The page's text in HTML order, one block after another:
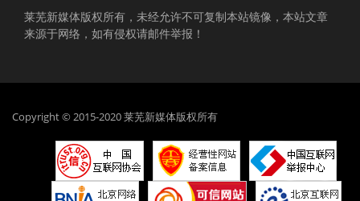
莱芜新媒体版权所有，未经允许不可复制本站镜像，本站文章
来源于网络，如有侵权请邮件举报！
Copyright © 2015-2020 莱芜新媒体版权所有